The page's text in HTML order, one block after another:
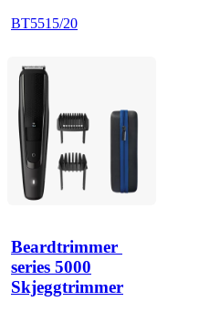
BT5515/20
Beardtrimmer
series 5000
Skjeggtrimmer